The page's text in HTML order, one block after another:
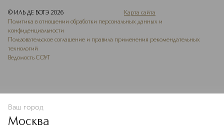
В КОРЗИНУ
© ИЛЬ ДЕ БОТЭ 2026
Карта сайта
Политика в отношении обработки персональных данных и
конфиденциальности
Пользовательское соглашение и правила применения рекомендательных
технологий
Ведомость СОУТ
Ваш город
Москва